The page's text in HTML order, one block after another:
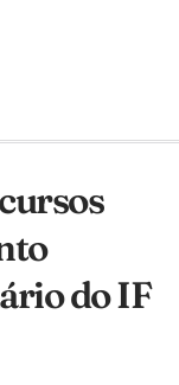
do IF